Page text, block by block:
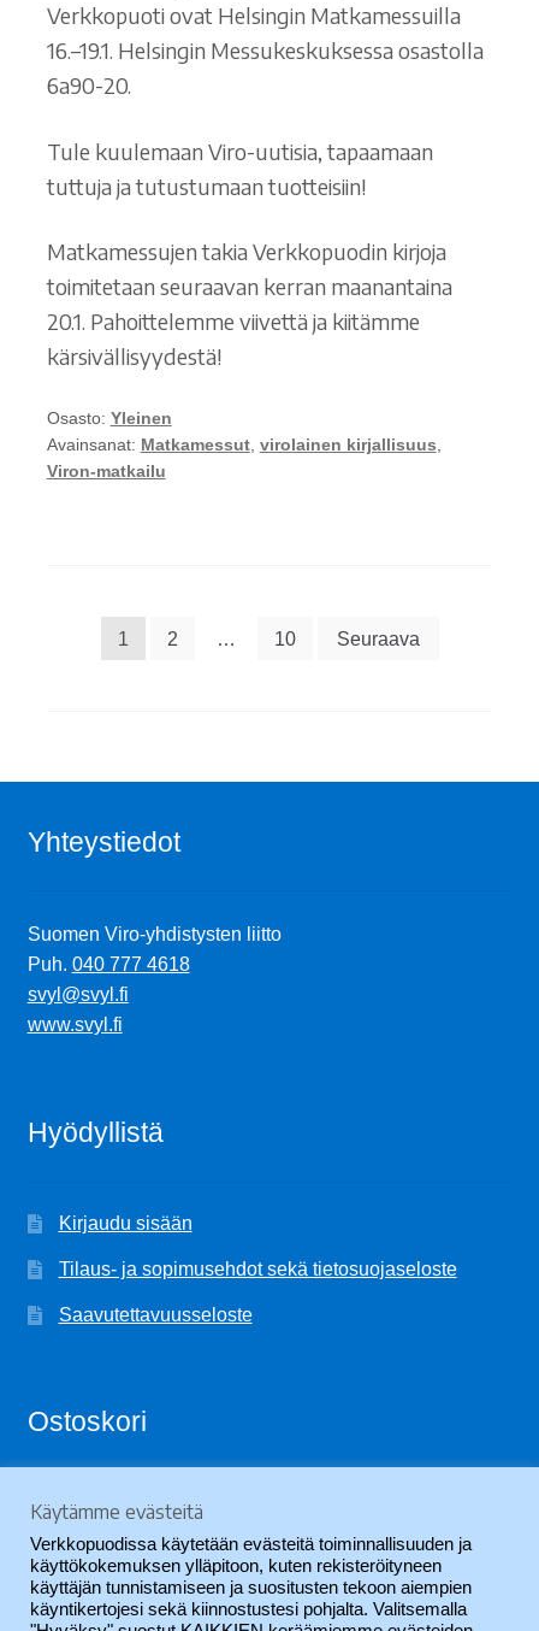
Verkkopuoti ovat Helsingin Matkamessuilla
16.–19.1. Helsingin Messukeskuksessa osastolla
6a90-20.
Tule kuulemaan Viro-uutisia, tapaamaan
tuttuja ja tutustumaan tuotteisiin!
Matkamessujen takia Verkkopuodin kirjoja
toimitetaan seuraavan kerran maanantaina
20.1. Pahoittelemme viivettä ja kiitämme
kärsivällisyydestä!
Osasto: Yleinen
Avainsanat: Matkamessut, virolainen kirjallisuus
Viron-matkailu
Artikkelien
1 2 … 10 Seuraava
Yhteystiedot
Suomen Viro-yhdistysten liitto
Puh. 040 777 4618
svyl@svyl.fi
www.svyl.fi
Hyödyllistä
Kirjaudu sisään
Tilaus- ja sopimusehdot sekä tietosuojaseloste
Saavutettavuusseloste
Ostoskori
Ostoskori on tyhjä.
Käytämme evästeitä
Verkkopuodissa käytetään evästeitä toiminnallisuuden ja
käyttökokemuksen ylläpitoon, kuten rekisteröityneen
käyttäjän tunnistamiseen ja suositusten tekoon aiempien
käyntikertojesi sekä kiinnostustesi pohjalta. Valitsemalla